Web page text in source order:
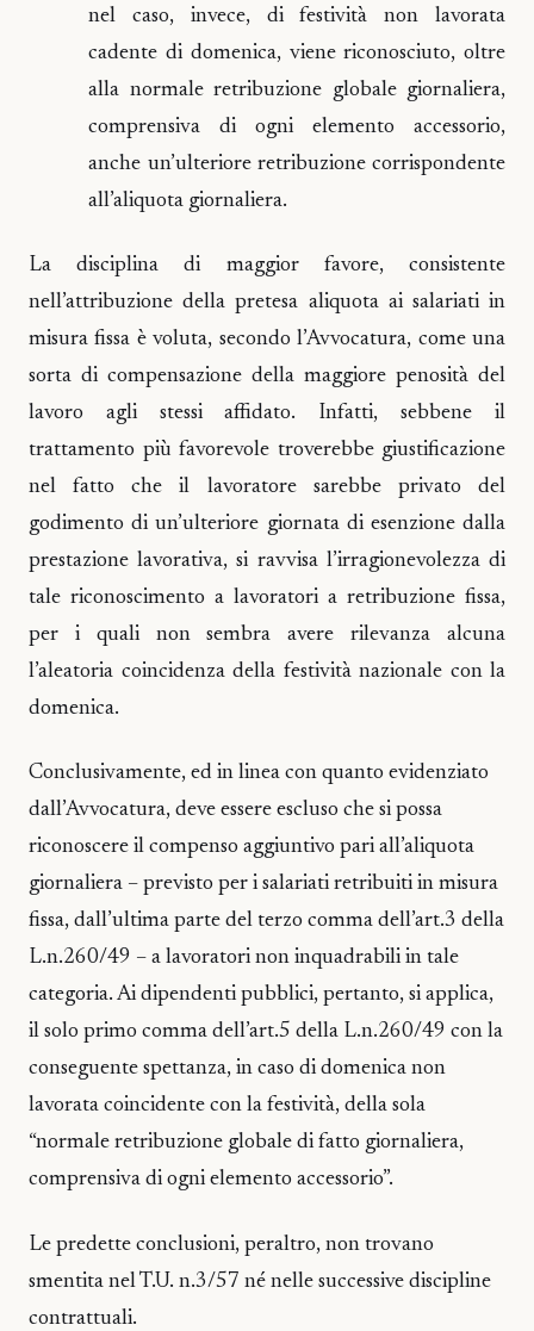
nel caso, invece, di festività non lavorata
cadente di domenica, viene riconosciuto, oltre
alla normale retribuzione globale giornaliera,
comprensiva di ogni elemento accessorio,
anche un’ulteriore retribuzione corrispondente
all’aliquota giornaliera.
La disciplina di maggior favore, consistente
nell’attribuzione della pretesa aliquota ai salariati in
misura fissa è voluta, secondo l’Avvocatura, come una
sorta di compensazione della maggiore penosità del
lavoro agli stessi affidato. Infatti, sebbene il
trattamento più favorevole troverebbe giustificazione
nel fatto che il lavoratore sarebbe privato del
godimento di un’ulteriore giornata di esenzione dalla
prestazione lavorativa, si ravvisa l’irragionevolezza di
tale riconoscimento a lavoratori a retribuzione fissa,
per i quali non sembra avere rilevanza alcuna
l’aleatoria coincidenza della festività nazionale con la
domenica.
Conclusivamente, ed in linea con quanto evidenziato
dall’Avvocatura, deve essere escluso che si possa
riconoscere il compenso aggiuntivo pari all’aliquota
giornaliera – previsto per i salariati retribuiti in misura
fissa, dall’ultima parte del terzo comma dell’art.3 della
L.n.260/49 – a lavoratori non inquadrabili in tale
categoria. Ai dipendenti pubblici, pertanto, si applica,
il solo primo comma dell’art.5 della L.n.260/49 con la
conseguente spettanza, in caso di domenica non
lavorata coincidente con la festività, della sola
“normale retribuzione globale di fatto giornaliera,
comprensiva di ogni elemento accessorio”.
Le predette conclusioni, peraltro, non trovano
smentita nel T.U. n.3/57 né nelle successive discipline
contrattuali.